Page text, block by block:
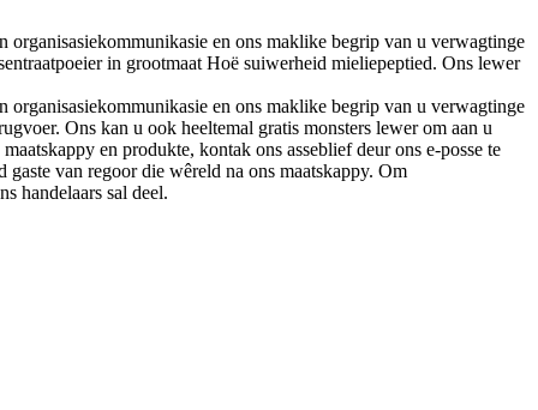
en ons maklike begrip van u verwagtinge
in grootmaat Hoë suiwerheid mieliepeptied. Ons lewer
en ons maklike begrip van u verwagtinge
Ons kan u ook heeltemal gratis monsters lewer om aan u
en produkte, kontak ons ​​​​asseblief deur ons e-posse te
van regoor die wêreld na ons maatskappy. Om
handelaars sal deel.